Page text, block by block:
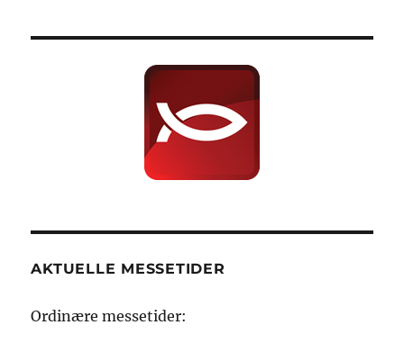
AKTUELLE MESSETIDER
Ordinære messetider: